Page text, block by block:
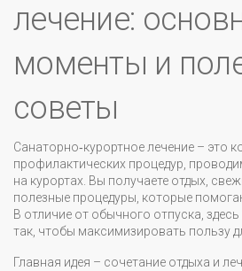
лечение:
моменты и
советы
Санаторно‑курортное лечение – это
профилактических процедур,
на курортах. Вы получаете отдых,
полезные процедуры, которые
В отличие от обычного отпуска,
так, чтобы максимизировать пользу
Главная идея – сочетание отдыха и